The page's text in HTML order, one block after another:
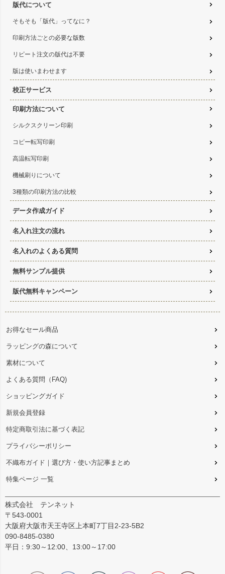
版代について
そもそも「版代」ってなに？
印刷方法ごとの必要な版数
リピート注文の版代は不要
版は使いまわせます
校正サービス
印刷方法について
シルクスクリーン印刷
コピー転写印刷
高温転写印刷
機械刷りについて
3種類の印刷方法の比較
データ作成ガイド
名入れ注文の流れ
名入れのよくある質問
無料サンプル提供
版代無料キャンペーン
お得なセール商品
ラッピングの森について
素材について
よくある質問（FAQ)
ショッピングガイド
新規会員登録
特定商取引法に基づく表記
プライバシーポリシー
不織布ガイド｜選び方・使い方記事まとめ
特集ページ 一覧
株式会社 テンネット
〒543-0001
大阪府大阪市天王寺区上本町7丁目2-23-5B2
090-8485-0380
平日：9:30～12:00、13:00～17:00